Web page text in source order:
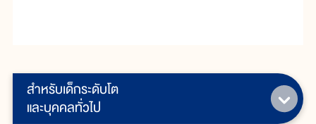
สำหรับเด็กระดับโต
และบุคคลทั่วไป